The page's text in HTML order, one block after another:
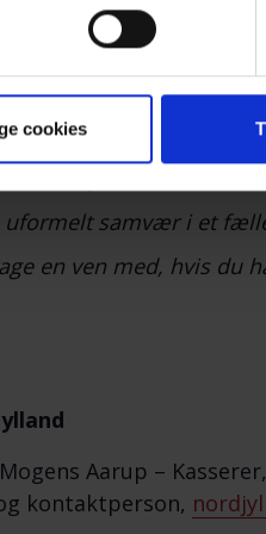
cookies
du andre efterladte
dele erfaringer med
samvær i et
en ven med, hvis du
Aarup –
kontaktperson,